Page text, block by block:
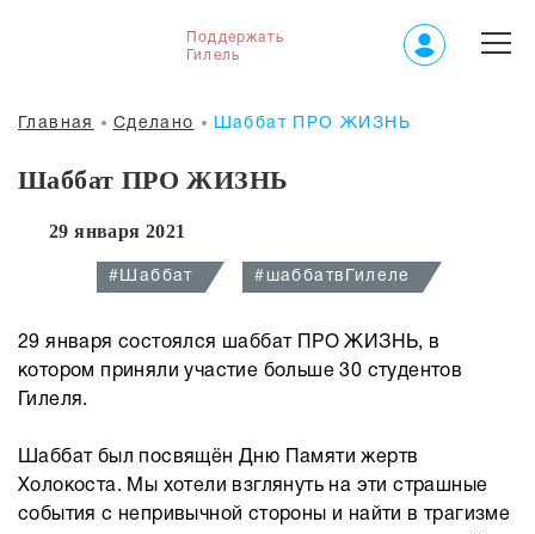
Поддержать
Гилель
Главная Сделано Шаббат ПРО ЖИЗНЬ
Шаббат ПРО ЖИЗНЬ
29 января 2021
#Шаббат #шаббатвГилеле
29 января состоялся шаббат ПРО ЖИЗНЬ, в
котором приняли участие больше 30 студентов
Гилеля.
Шаббат был посвящён Дню Памяти жертв
Холокоста. Мы хотели взглянуть на эти страшные
события с непривычной стороны и найти в трагизме